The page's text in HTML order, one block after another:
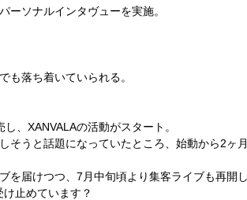
ソナルインタヴューを実施。
も落ち着いていられる。
、 XANVALAの活動がスタート。
そうと話題になっていたところ、始動から2ヶ
を届けつつ、 7 月中旬頃より集客ライブも再開し
止めています？